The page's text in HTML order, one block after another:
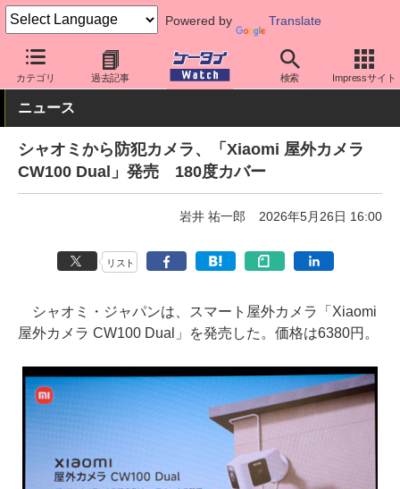
Powered by Translate
カテゴリ 過去記事 検索 Impressサイト
ケータイ Watch 周辺機器/アクセサリー その他
ニュース
シャオミから防犯カメラ、「Xiaomi 屋外カメラ
CW100 Dual」発売 180度カバー
岩井 祐一郎 2026年5月26日 16:00
リスト
シャオミ・ジャパンは、スマート屋外カメラ「Xiaomi
屋外カメラ CW100 Dual」を発売した。価格は6380円。